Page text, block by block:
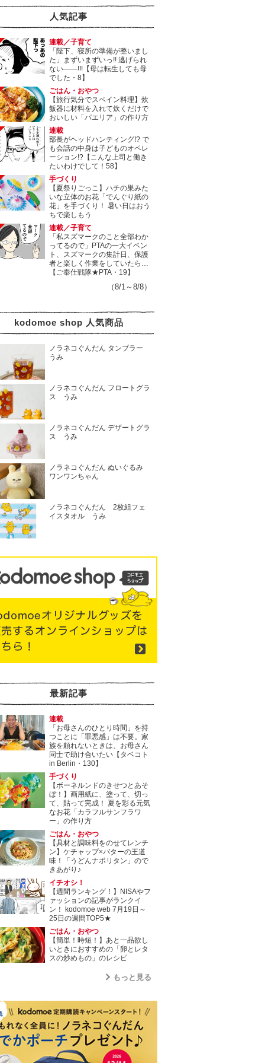
人気記事
連載／子育て
「陛下、寝所の準備が整いまし
た」まずいまずいっ!! 逃げられ
ない――!!!【母は転生しても母
でした・8】
ごはん・おやつ
【旅行気分でスペイン料理】炊
飯器に材料を入れて炊くだけで
おいしい「パエリア」の作り方
連載
部長がヘッドハンティング!? で
も会話の中身は子どものオペレ
ーション!?【こんな上司と働き
たいわけでして！58】
手づくり
【夏祭りごっこ】ハチの巣みた
いな立体のお花「でんぐり紙の
花」を手づくり！ 暑い日はおう
ちで楽しもう
連載／子育て
「私スズマークのこと全部わか
ってるので」PTAの一大イベン
ト、スズマークの集計日、保護
者と楽しく作業をしていたら…
【ご奉仕戦隊★PTA・19】
（8/1～8/8）
kodomoe shop 人気商品
ノラネコぐんだん タンブラー
うみ
ノラネコぐんだん フロートグラ
ス うみ
ノラネコぐんだん デザートグラ
ス うみ
ノラネコぐんだん ぬいぐるみ
ワンワンちゃん
ノラネコぐんだん 2枚組フェ
イスタオル うみ
最新記事
連載
「お母さんのひとり時間」を持
つことに「罪悪感」は不要。家
族を頼れないときは、お母さん
同士で助け合いたい【タベコト
in Berlin・130】
手づくり
【ボーネルンドのきせつとあそ
ぼ！】画用紙に、塗って、切っ
て、貼って完成！ 夏を彩る元気
なお花「カラフルサンフラワ
ー」の作り方
ごはん・おやつ
【具材と調味料をのせてレンチ
ン】ケチャップ×バターの王道
味！「うどんナポリタン」ので
きあがり♪
イチオシ！
【週間ランキング！】NISAやフ
ァッションの記事がランクイ
ン！ kodomoe web 7月19日～
25日の週間TOP5★
ごはん・おやつ
【簡単！時短！】あと一品欲し
いときにおすすめの「卵とレタ
スの炒めもの」のレシピ
もっと見る